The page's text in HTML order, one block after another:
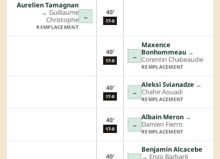
↔
Aurelien Tamagnan
→︎ Guillaume
Christophe
REMPLACEMENT
40'
17-0
40'
17-0
↔
Maxence
Bonhommeau →︎
Corentin Chabeaudie
REMPLACEMENT
40'
17-0
↔
Aleksi Svianadze →︎
Chahir Aouadi
REMPLACEMENT
40'
17-0
↔
Albain Meron →︎
Damien Fierro
REMPLACEMENT
40'
Benjamin Alcacebe
→︎ Enzo Barbarit